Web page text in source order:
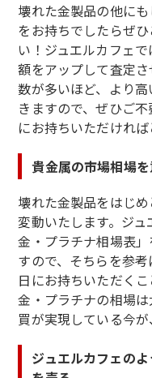
壊れた金製品の他に
をお持ちでしたらぜ
い！ジュエルカフェ
額をアップして査定
数が多いほど、より
きますので、ぜひご
にお持ちいただければ
貴金属の市場相場
壊れた金製品をはじ
変動いたします。ジ
金・プラチナ相場表
すので、そちらを参
日にお持ちいただく
金・プラチナの相場
買が実現している今が
ジュエルカフェの